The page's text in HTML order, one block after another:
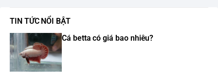
TIN TỨC NỔI BẬT
Cá betta có giá bao nhiêu?